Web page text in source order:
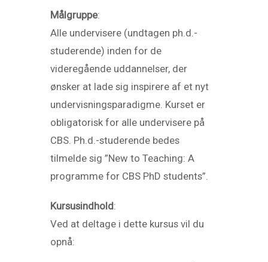
Målgruppe:
Alle undervisere (undtagen ph.d.-
studerende) inden for de
videregående uddannelser, der
ønsker at lade sig inspirere af et nyt
undervisningsparadigme. Kurset er
obligatorisk for alle undervisere på
CBS. Ph.d.-studerende bedes
tilmelde sig ”New to Teaching: A
programme for CBS PhD students”.
Kursusindhold:
Ved at deltage i dette kursus vil du
opnå: